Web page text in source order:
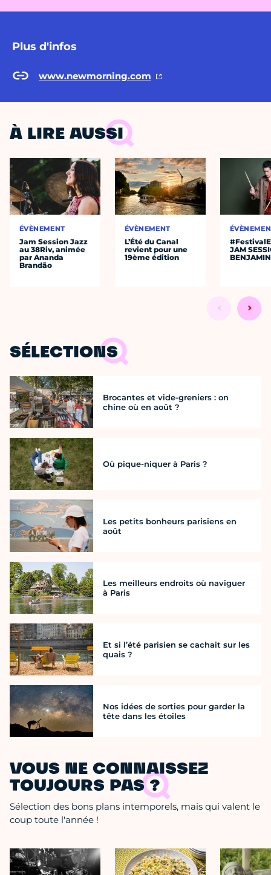
Plus d'infos
www.newmorning.com
À LIRE AUSSI
ÉVÈNEMENT
Jam Session Jazz
au 38Riv, animée
par Ananda
Brandão
ÉVÈNEMENT
L’Été du Canal
revient pour une
19ème édition
JAM
SÉLECTIONS
Brocantes et vide-greniers : on
chine où en août ?
Où pique-niquer à Paris ?
Les petits bonheurs parisiens en
août
Les meilleurs endroits où naviguer
à Paris
Et si l’été parisien se cachait sur les
quais ?
Nos idées de sorties pour garder la
tête dans les étoiles
VOUS NE CONNAISSEZ
TOUJOURS PAS ?
Sélection des bons plans intemporels, mais qui valent le
coup toute l'année !